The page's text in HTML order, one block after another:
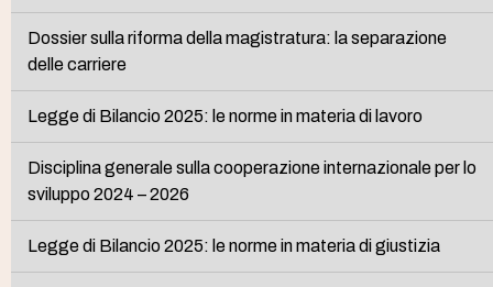
Dossier sulla riforma della magistratura: la separazione
delle carriere
Legge di Bilancio 2025: le norme in materia di lavoro
Disciplina generale sulla cooperazione internazionale per lo
sviluppo 2024 – 2026
Legge di Bilancio 2025: le norme in materia di giustizia